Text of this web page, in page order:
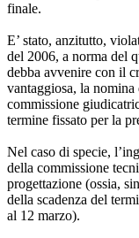
finale.
E’ stato, anzitutto,
del 2006, a norma del
debba avvenire con il
vantaggiosa, la
commissione
termine fissato per la
Nel caso di specie,
della commissione
progettazione (ossia,
della scadenza del
al 12 marzo).